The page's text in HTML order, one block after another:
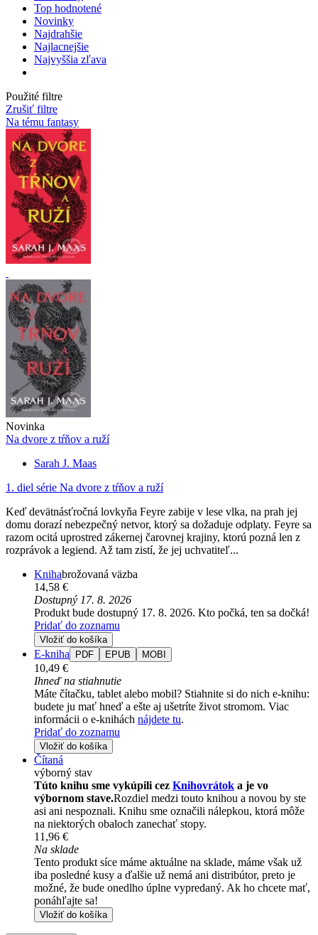
Top hodnotené
Novinky
Najdrahšie
Najlacnejšie
Najvyššia zľava
Použité filtre
Zrušiť filtre
Na tému fantasy
Novinka
Na dvore z tŕňov a ruží
Sarah J. Maas
1. diel série Na dvore z tŕňov a ruží
Keď devätnásťročná lovkyňa Feyre zabije v lese vlka, na prah jej
domu dorazí nebezpečný netvor, ktorý sa dožaduje odplaty. Feyre sa
razom ocitá uprostred zákernej čarovnej krajiny, ktorú pozná len z
rozprávok a legiend. Až tam zistí, že jej uchvatiteľ...
Knihabrožovaná väzba
14,58 €
Dostupný 17. 8. 2026
Produkt bude dostupný 17. 8. 2026. Kto počká, ten sa dočká!
Pridať do zoznamu
Vložiť do košíka
E-kniha PDF EPUB MOBI
10,49 €
Ihneď na stiahnutie
Máte čítačku, tablet alebo mobil? Stiahnite si do nich e-knihu:
budete ju mať hneď a ešte aj ušetríte život stromom. Viac
informácii o e-knihách nájdete tu.
Pridať do zoznamu
Vložiť do košíka
Čítaná
výborný stav
Túto knihu sme vykúpili cez Knihovrátok a je vo
výbornom stave.Rozdiel medzi touto knihou a novou by ste
asi ani nespoznali. Knihu sme označili nálepkou, ktorá môže
na niektorých obaloch zanechať stopy.
11,96 €
Na sklade
Tento produkt síce máme aktuálne na sklade, máme však už
iba posledné kusy a ďalšie už nemá ani distribútor, preto je
možné, že bude onedlho úplne vypredaný. Ak ho chcete mať,
ponáhľajte sa!
Vložiť do košíka